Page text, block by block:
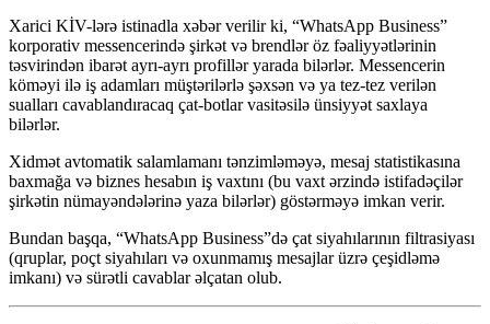
Xarici KİV-lərə istinadla xəbər verilir ki, “WhatsApp Business”
korporativ messencerində şirkət və brendlər öz fəaliyyətlərinin
təsvirindən ibarət ayrı-ayrı profillər yarada bilərlər. Messencerin
köməyi ilə iş adamları müştərilərlə şəxsən və ya tez-tez verilən
sualları cavablandıracaq çat-botlar vasitəsilə ünsiyyət saxlaya
bilərlər.
Xidmət avtomatik salamlamanı tənzimləməyə, mesaj statistikasına
baxmağa və biznes hesabın iş vaxtını (bu vaxt ərzində istifadəçilər
şirkətin nümayəndələrinə yaza bilərlər) göstərməyə imkan verir.
Bundan başqa, “WhatsApp Business”də çat siyahılarının filtrasiyası
(qruplar, poçt siyahıları və oxunmamış mesajlar üzrə çeşidləmə
imkanı) və sürətli cavablar əlçatan olub.